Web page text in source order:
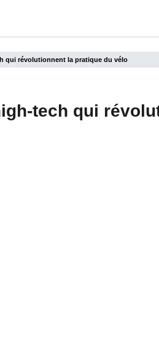
qui révolutionnent la pratique du vélo
tech qui